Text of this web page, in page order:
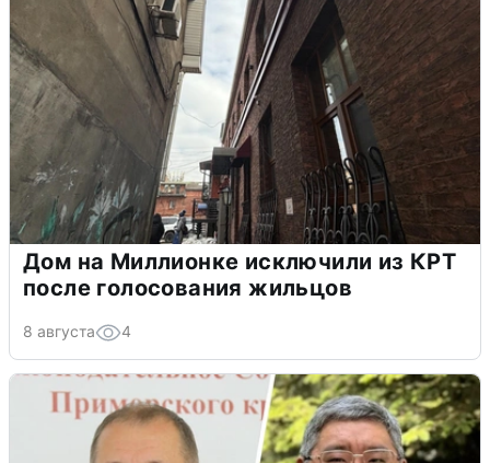
Дом на Миллионке исключили из КРТ
после голосования жильцов
8 августа 4